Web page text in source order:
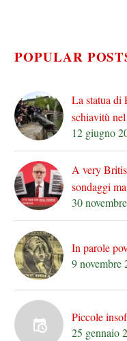
POPULAR
La statua di
schiavitù
12 giugno
A very
sondaggi
30
In parole
9 novembre
Piccole
25 gennaio